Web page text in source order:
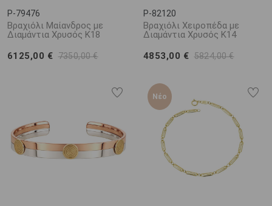
P-79476
Βραχιόλι Μαίανδρος με
Διαμάντια Χρυσός K18
6125,00 € 7350,00 €
P-82120
Βραχιόλι Χειροπέδα με
Διαμάντια Χρυσός K14
4853,00 € 5824,00 €
Νέο